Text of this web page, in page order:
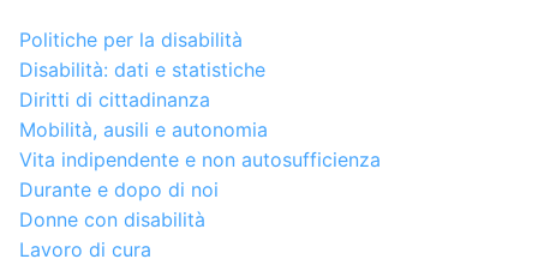
Politiche per la disabilità
Disabilità: dati e statistiche
Diritti di cittadinanza
Mobilità, ausili e autonomia
Vita indipendente e non autosufficienza
Durante e dopo di noi
Donne con disabilità
Lavoro di cura